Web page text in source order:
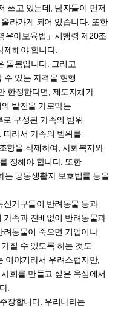
쓰고 있는데, 남자들이 먼저
라가게 되어 있습니다. 또한
유아보육법」시행령 제20조
제해야 합니다.
돌봄입니다. 그리고
수 있는 자격을 현행
한정한다면, 제도자체가
발전을 가로막는
구성된 가족의 범위
따라서 가족의 범위를
항을 삭제하여, 사회복지와
정해야 합니다. 또한
는 공동생활자 보호법률 등을
가구들이 반려동물 등과
족과 진배없이 반려동물과
동물이 죽으면 기업이나
질 수 있도록 하는 것도
이야기라서 우려스럽지만,
회를 만들고 싶은 욕심에서
.
장합니다. 우리나라는